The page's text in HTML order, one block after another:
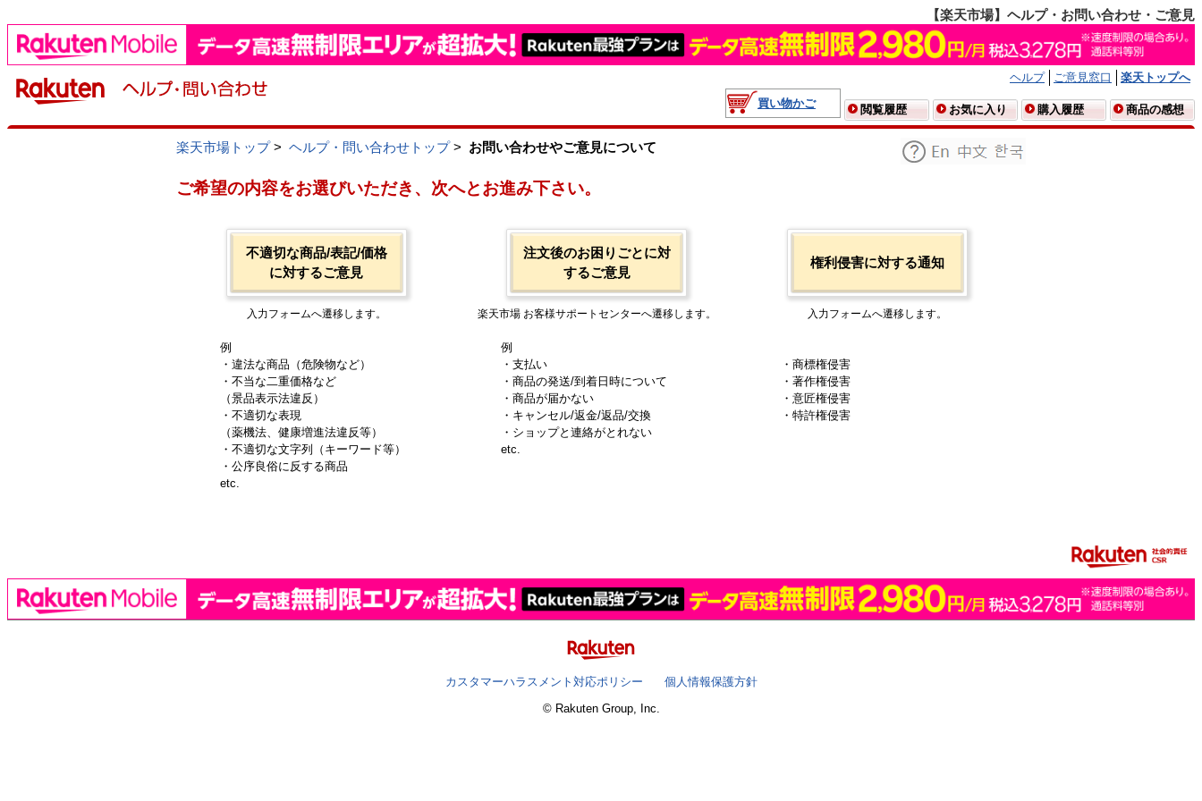
【楽天市場】ヘルプ・お問い合わせ・ご意見
ヘルプ ご意見窓口
楽天トップへ
買い物かご
閲覧履歴 お気に入り 購入履歴 商品の感想
楽天市場トップ> ヘルプ・問い合わせトップ> お問い合わせやご意見について
ご希望の内容をお選びいただき、次へとお進み下さい。
不適切な商品/表記/価格
に対するご意見
入力フォームへ遷移します。
例
・違法な商品（危険物など）
・不当な二重価格など
（景品表示法違反）
・不適切な表現
（薬機法、健康増進法違反等）
・不適切な文字列（キーワード等）
・公序良俗に反する商品
etc.
注文後のお困りごとに対
するご意見
楽天市場 お客様サポートセンターへ遷移します。
例
・支払い
・商品の発送/到着日時について
・商品が届かない
・キャンセル/返金/返品/交換
・ショップと連絡がとれない
etc.
権利侵害に対する通知
入力フォームへ遷移します。
・商標権侵害
・著作権侵害
・意匠権侵害
・特許権侵害
カスタマーハラスメント対応ポリシー
個人情報保護方針
© Rakuten Group, Inc.